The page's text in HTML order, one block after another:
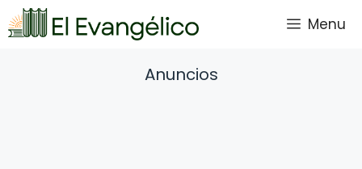
Saltar
al
Menu
Anuncios